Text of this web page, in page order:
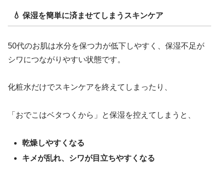
💧 保湿を簡単に済ませてしまうスキンケア
50代のお肌は水分を保つ力が低下しやすく、保湿不足が
シワにつながりやすい状態です。
化粧水だけでスキンケアを終えてしまったり、
「おでこはベタつくから」と保湿を控えてしまうと、
乾燥しやすくなる
キメが乱れ、シワが目立ちやすくなる